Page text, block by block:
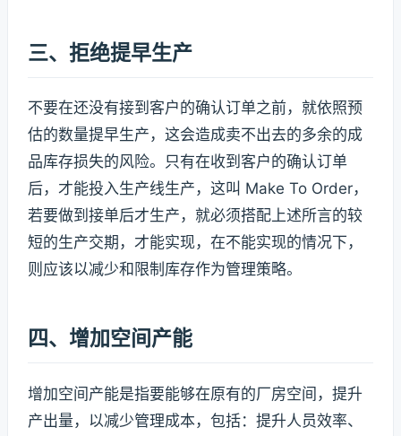
三、拒绝提早生产
不要在还没有接到客户的确认订单之前，就依照预
估的数量提早生产，这会造成卖不出去的多余的成
品库存损失的风险。只有在收到客户的确认订单
后，才能投入生产线生产，这叫 Make To Order，
若要做到接单后才生产，就必须搭配上述所言的较
短的生产交期，才能实现，在不能实现的情况下，
则应该以减少和限制库存作为管理策略。
四、增加空间产能
增加空间产能是指要能够在原有的厂房空间，提升
产出量，以减少管理成本，包括：提升人员效率、